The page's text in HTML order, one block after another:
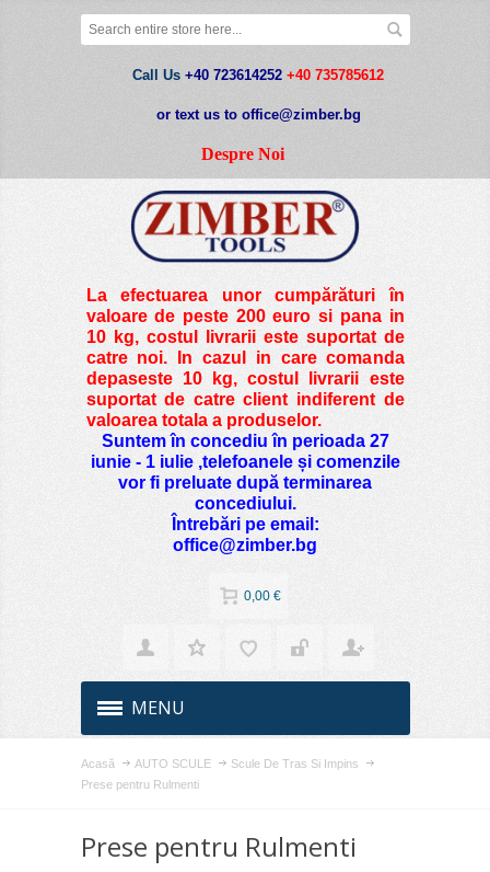
Call Us +40 723614252 +40 735785612
or text us to office@zimber.bg
Despre Noi
La efectuarea unor cumpărături în
valoare de peste200 euro si pana in
10 kg, costul livrarii este suportat de
catre noi. In cazul in care comanda
depaseste 10 kg, costul livrarii este
suportat de catre client indiferent de
valoarea totala a produselor.
Suntem în concediu în perioada 27
iunie - 1 iulie ,telefoanele și comenzile
vor fi preluate după terminarea
concediului.
Întrebări pe email:
office@zimber.bg
0,00 €
MENU
Acasă AUTO SCULE
Scule De Tras Si Impins
Prese pentru Rulmenti
Prese pentru Rulmenti